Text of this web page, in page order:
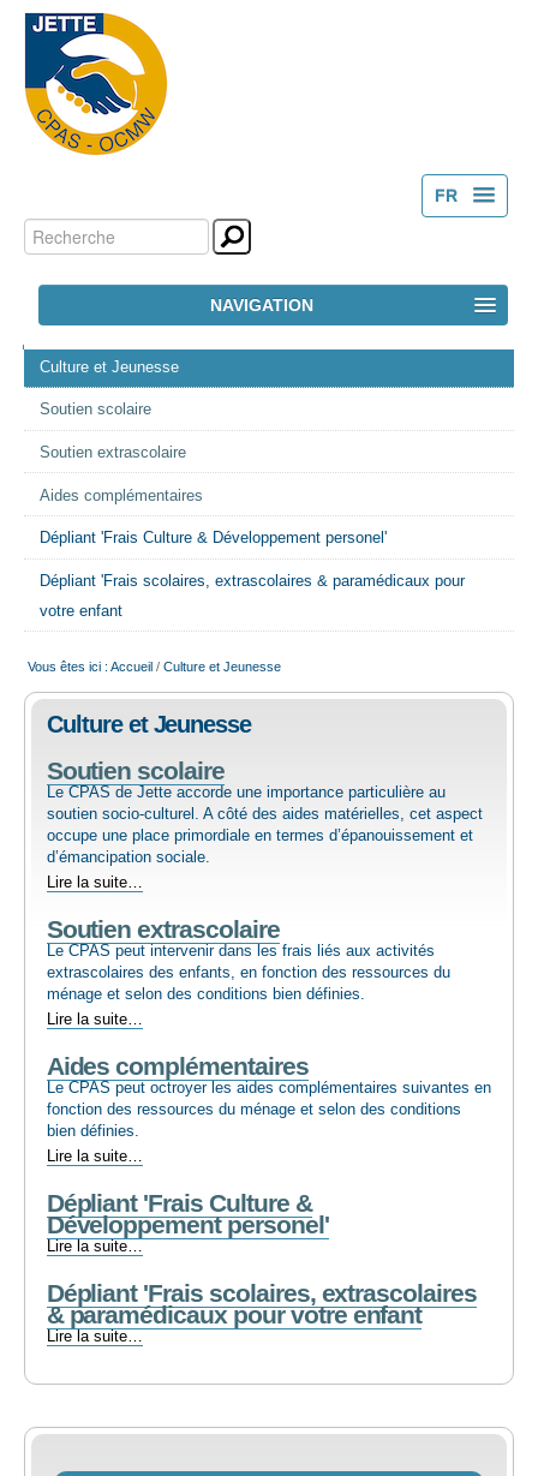
FR
Outils
personnels
Chercher par
Recherche
NAVIGATION
ACCUEIL
LE CPAS
ACTION SOCIALE
EMPLOI
AIDE ALIMENTAIRE
SENIORS
CULTURE ET JEUNESSE
NAVIGATION
Culture et Jeunesse
Soutien scolaire
Soutien extrascolaire
Aides complémentaires
Dépliant 'Frais Culture & Développement personel'
Dépliant 'Frais scolaires, extrascolaires & paramédicaux pour
votre enfant
Vous êtes ici : Accueil / Culture et Jeunesse
Culture et Jeunesse
Soutien scolaire
Le CPAS de Jette accorde une importance particulière au
soutien socio-culturel. A côté des aides matérielles, cet aspect
occupe une place primordiale en termes d’épanouissement et
d’émancipation sociale.
Soutien
-
Lire la suite…
Soutien extrascolaire
Le CPAS peut intervenir dans les frais liés aux activités
extrascolaires des enfants, en fonction des ressources du
ménage et selon des conditions bien définies.
Soutien
Lire la suite…
Aides complémentaires
Le CPAS peut octroyer les aides complémentaires suivantes en
fonction des ressources du ménage et selon des conditions
bien définies.
Aides
-
Lire la suite…
Dépliant 'Frais Culture &
Développement personel'
Dépliant
Culture
&
Développement
Lire la suite…
Dépliant 'Frais scolaires, extrascolaires
& paramédicaux pour votre enfant
Dépliant
Lire la suite…